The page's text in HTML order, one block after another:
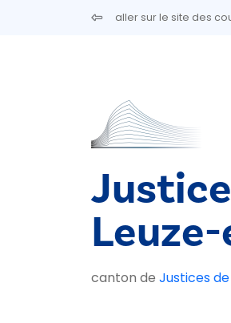
Aller au contenu principalaller sur le site des
canton de Justices